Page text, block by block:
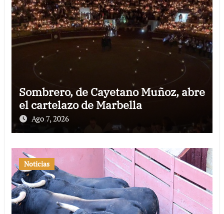
Sombrero, de Cayetano Muñoz, abre
el cartelazo de Marbella
Ago 7, 2026
Noticias